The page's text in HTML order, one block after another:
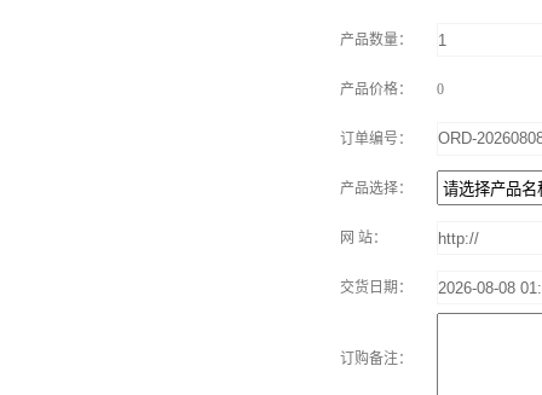
产品数量：
产品价格： 0
订单编号：
产品选择：
网 站：
交货日期：
订购备注：